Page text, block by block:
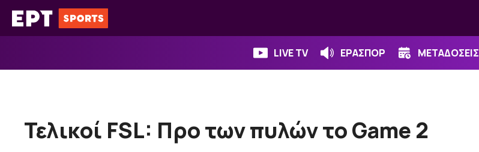
Μετάβαση
σε
LIVE TV ΕΡΑΣΠΟΡ ΜΕΤΑΔΟΣΕΙΣ
Τελικοί FSL: Προ των πυλών το Game 2